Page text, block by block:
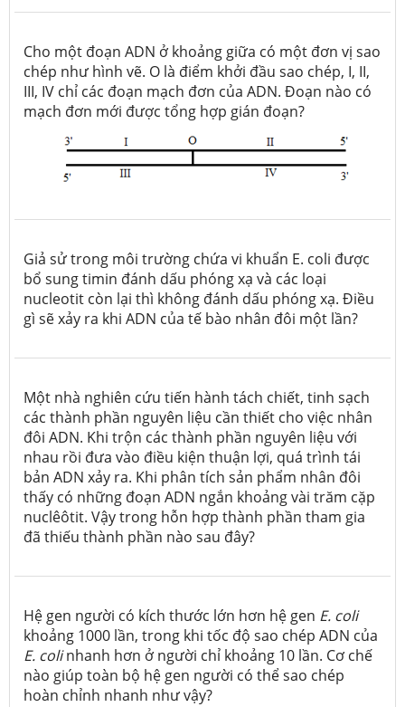
Cho một đoạn ADN ở khoảng giữa có một đơn vị sao
chép như hình vẽ. O là điểm khởi đầu sao chép, I, II,
III, IV chỉ các đoạn mạch đơn của ADN. Đoạn nào có
mạch đơn mới được tổng hợp gián đoạn?
Giả sử trong môi trường chứa vi khuẩn E. coli được
bổ sung timin đánh dấu phóng xạ và các loại
nucleotit còn lại thì không đánh dấu phóng xạ. Điều
gì sẽ xảy ra khi ADN của tế bào nhân đôi một lần?
Một nhà nghiên cứu tiến hành tách chiết, tinh sạch
các thành phần nguyên liệu cần thiết cho việc nhân
đôi ADN. Khi trộn các thành phần nguyên liệu với
nhau rồi đưa vào điều kiện thuận lợi, quá trình tái
bản ADN xảy ra. Khi phân tích sản phẩm nhân đôi
thấy có những đoạn ADN ngắn khoảng vài trăm cặp
nuclêôtit. Vậy trong hỗn hợp thành phần tham gia
đã thiếu thành phần nào sau đây?
Hệ gen người có kích thước lớn hơn hệ gen E. coli
khoảng 1000 lần, trong khi tốc độ sao chép ADN của
E. colinhanh hơn ở người chỉ khoảng 10 lần. Cơ chế
nào giúp toàn bộ hệ gen người có thể sao chép
hoàn chỉnh nhanh như vậy?